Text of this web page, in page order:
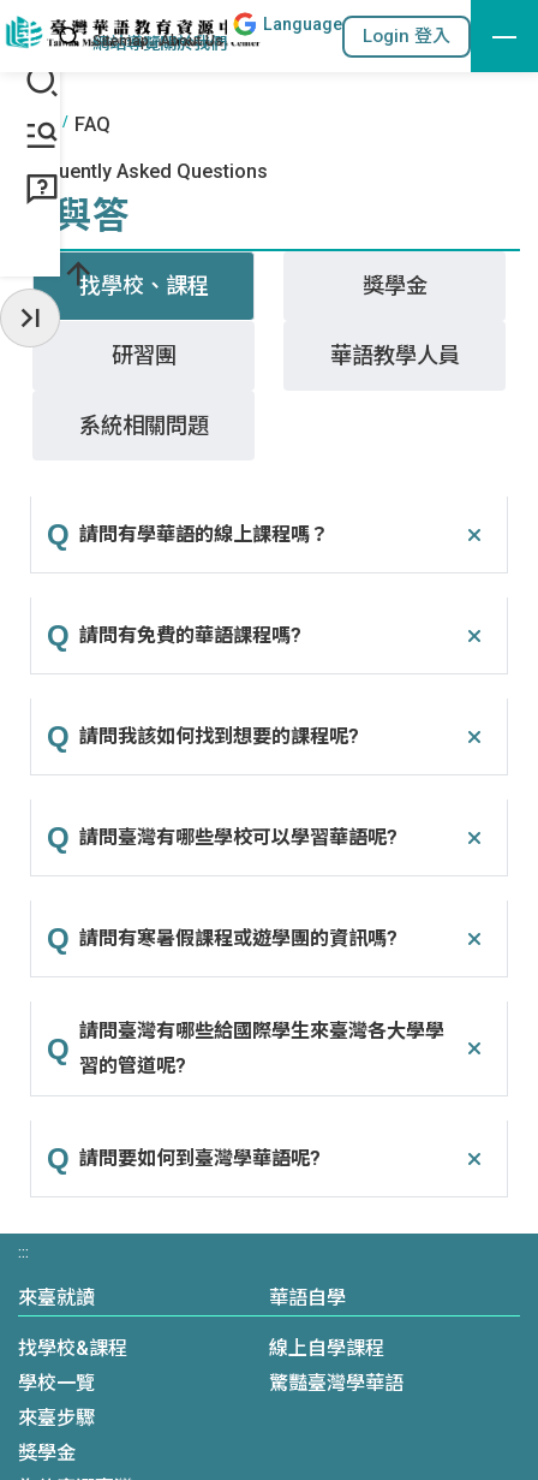
跳到主要內容區塊
::: 站內搜尋
網站導覽關於我們
Language
Login 登入
:::
首頁 FAQ
Frequently Asked Questions
問與答
找學校、課程 獎學金
研習團 華語教學人員
系統相關問題
請問有學華語的線上課程嗎？
請問有免費的華語課程嗎?
請問我該如何找到想要的課程呢?
請問臺灣有哪些學校可以學習華語呢?
請問有寒暑假課程或遊學團的資訊嗎?
請問臺灣有哪些給國際學生來臺灣各大學學
習的管道呢?
請問要如何到臺灣學華語呢?
:::
來臺就讀
找學校&課程
學校一覽
來臺步驟
獎學金
華語自學
線上自學課程
驚豔臺灣學華語
收起常用服務